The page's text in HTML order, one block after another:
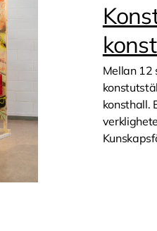
Mellan 12
konsthall.